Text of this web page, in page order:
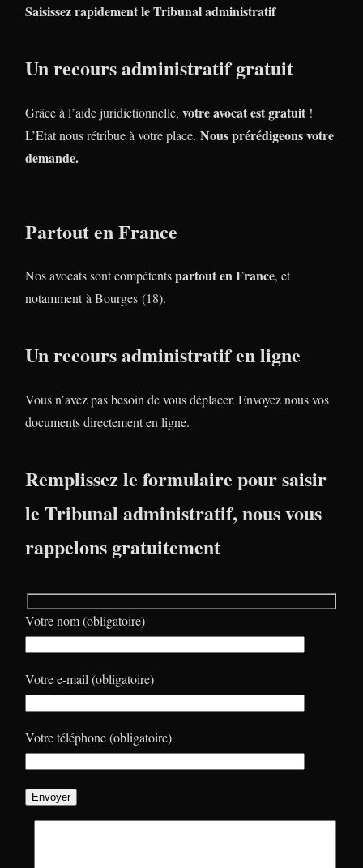
Saisissez rapidement le Tribunal administratif
Un recours administratif gratuit
Grâce à l’aide juridictionnelle, votre avocat est gratuit !
L’Etat nous rétribue à votre place. Nous prérédigeons votre
demande.
Partout en France
Nos avocats sont compétentspartout en France, et
notamment à Bourges (18).
Un recours administratif en ligne
Vous n’avez pas besoin de vous déplacer. Envoyez nous vos
documents directement en ligne.
Remplissez le formulaire pour saisir
le Tribunal administratif, nous vous
rappelons gratuitement
Votre nom (obligatoire)
Votre e-mail (obligatoire)
Votre téléphone (obligatoire)